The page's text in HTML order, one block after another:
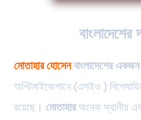
মোতাহার হোসেনবাংলাদেশের
অপ্টিমাইজেশানে (এসইও )
রয়েছে। মোতাহারঅনেক স্থানীয়